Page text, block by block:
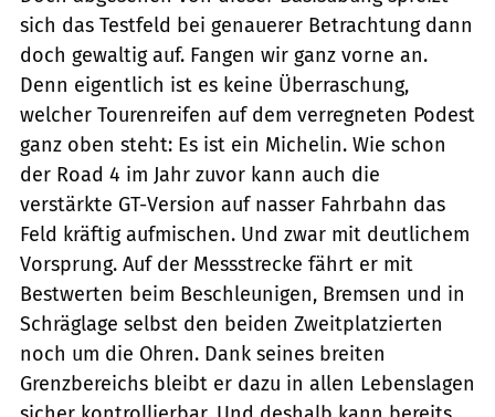
sich das Testfeld bei genauerer Betrachtung dann
doch gewaltig auf. Fangen wir ganz vorne an.
Denn eigentlich ist es keine Überraschung,
welcher Tourenreifen auf dem verregneten Podest
ganz oben steht: Es ist ein Michelin. Wie schon
der Road 4 im Jahr zuvor kann auch die
verstärkte GT-Version auf nasser Fahrbahn das
Feld kräftig aufmischen. Und zwar mit deutlichem
Vorsprung. Auf der Messstrecke fährt er mit
Bestwerten beim Beschleunigen, Bremsen und in
Schräglage selbst den beiden Zweitplatzierten
noch um die Ohren. Dank seines breiten
Grenzbereichs bleibt er dazu in allen Lebenslagen